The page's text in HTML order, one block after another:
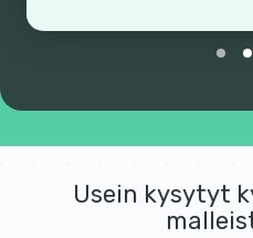
Usein kysytyt